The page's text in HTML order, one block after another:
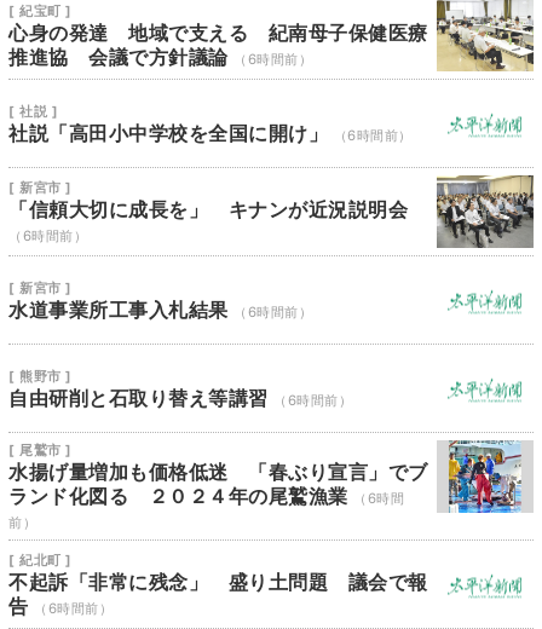
[ 紀宝町 ]
心身の発達 地域で支える 紀南母子保健医療
推進協 会議で方針議論
（6時間前）
[ 社説 ]
社説「高田小中学校を全国に開け」 （6時間前）
[ 新宮市 ]
「信頼大切に成長を」 キナンが近況説明会
（6時間前）
[ 新宮市 ]
水道事業所工事入札結果 （6時間前）
[ 熊野市 ]
自由研削と石取り替え等講習 （6時間前）
[ 尾鷲市 ]
水揚げ量増加も価格低迷 「春ぶり宣言」でブ
ランド化図る ２０２４年の尾鷲漁業
（6時間
前）
[ 紀北町 ]
不起訴「非常に残念」 盛り土問題 議会で報
告
（6時間前）